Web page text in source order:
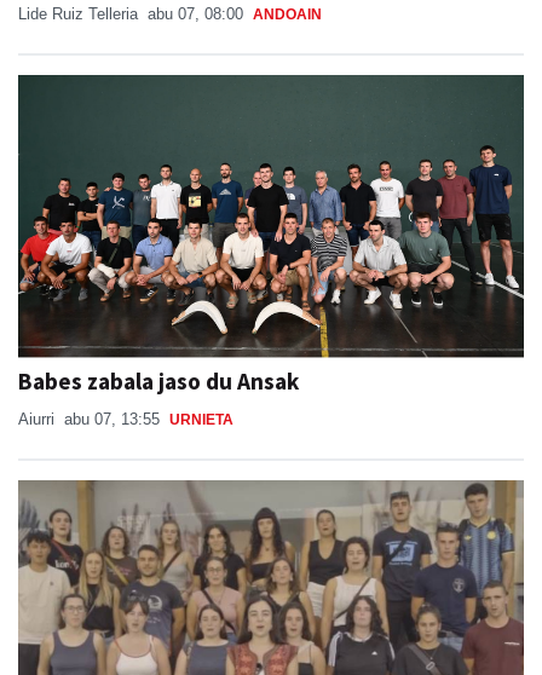
Lide Ruiz Telleria abu 07, 08:00 ANDOAIN
Babes zabala jaso du Ansak
Aiurri abu 07, 13:55 URNIETA